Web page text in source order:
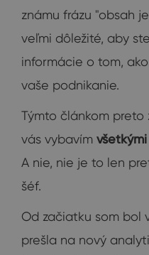
známu frázu "obsah
veľmi dôležité, aby
informácie o tom,
vaše podnikanie.
Týmto článkom preto
vás vybavím
A nie, nie je to len
šéf.
Od začiatku som bol
prešla na nový